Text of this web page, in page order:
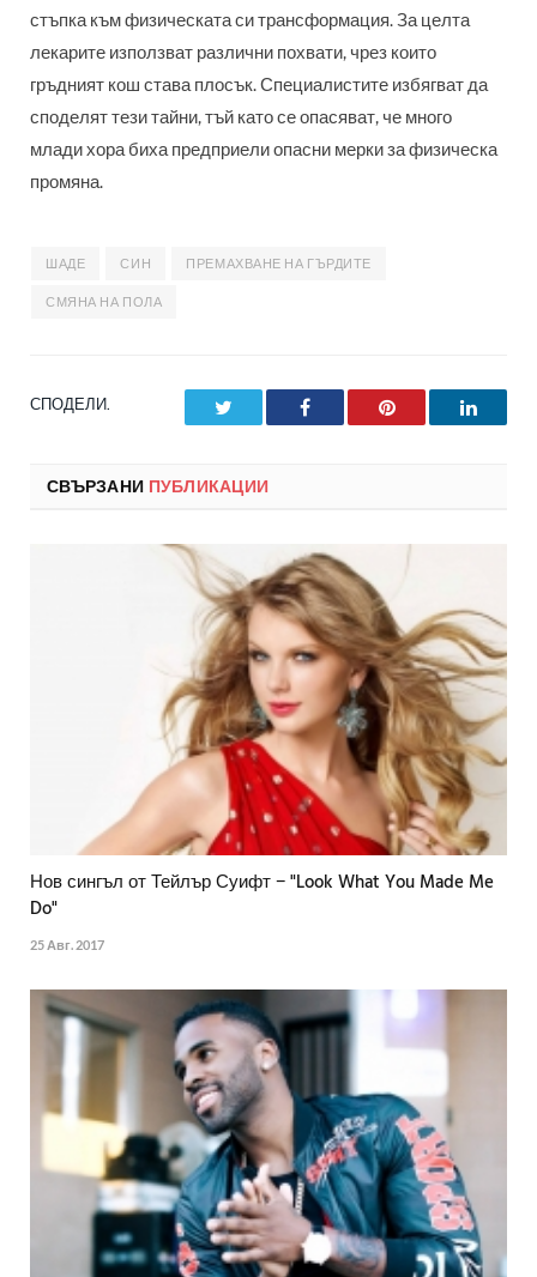
стъпка към физическата си трансформация. За целта
лекарите използват различни похвати, чрез които
гръдният кош става плосък. Специалистите избягват да
споделят тези тайни, тъй като се опасяват, че много
млади хора биха предприели опасни мерки за физическа
промяна.
ШАДЕ СИН ПРЕМАХВАНЕ НА ГЪРДИТЕ
СМЯНА НА ПОЛА
СПОДЕЛИ. Facebook Pinterest
СВЪРЗАНИ ПУБЛИКАЦИИ
Нов сингъл от Тейлър Суифт − "Look What You Made Me
Do"
25 Авг. 2017